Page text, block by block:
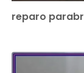
reparo